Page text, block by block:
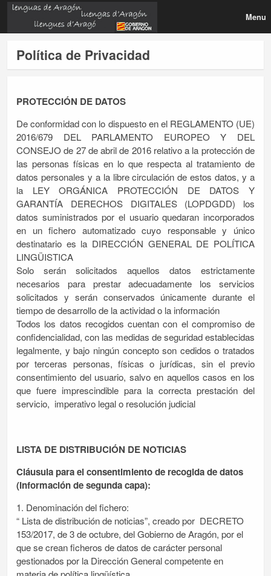
Menu
Política de Privacidad
PROTECCIÓN DE DATOS
De conformidad con lo dispuesto en el REGLAMENTO (UE)
2016/679 DEL PARLAMENTO EUROPEO Y DEL
CONSEJO de 27 de abril de 2016 relativo a la protección de
las personas físicas en lo que respecta al tratamiento de
datos personales y a la libre circulación de estos datos, y a
la LEY ORGÁNICA PROTECCIÓN DE DATOS Y
GARANTÍA DERECHOS DIGITALES (LOPDGDD) los
datos suministrados por el usuario quedaran incorporados
en un fichero automatizado cuyo responsable y único
destinatario es la DIRECCIÓN GENERAL DE POLÍTICA
LINGÜISTICA
Solo serán solicitados aquellos datos estrictamente
necesarios para prestar adecuadamente los servicios
solicitados y serán conservados únicamente durante el
tiempo de desarrollo de la actividad o la información
Todos los datos recogidos cuentan con el compromiso de
confidencialidad, con las medidas de seguridad establecidas
legalmente, y bajo ningún concepto son cedidos o tratados
por terceras personas, físicas o jurídicas, sin el previo
consentimiento del usuario, salvo en aquellos casos en los
que fuere imprescindible para la correcta prestación del
servicio, imperativo legal o resolución judicial
LISTA DE DISTRIBUCIÓN DE NOTICIAS
Cláusula para el consentimiento de recogida de datos
(Información de segunda capa):
1. Denominación del fichero:
“ Lista de distribución de noticias”, creado por DECRETO
153/2017, de 3 de octubre, del Gobierno de Aragón, por el
que se crean ficheros de datos de carácter personal
gestionados por la Dirección General competente en